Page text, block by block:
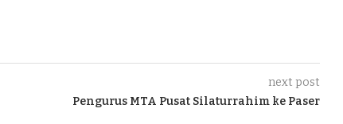
next post
Pengurus MTA Pusat Silaturrahim ke Paser